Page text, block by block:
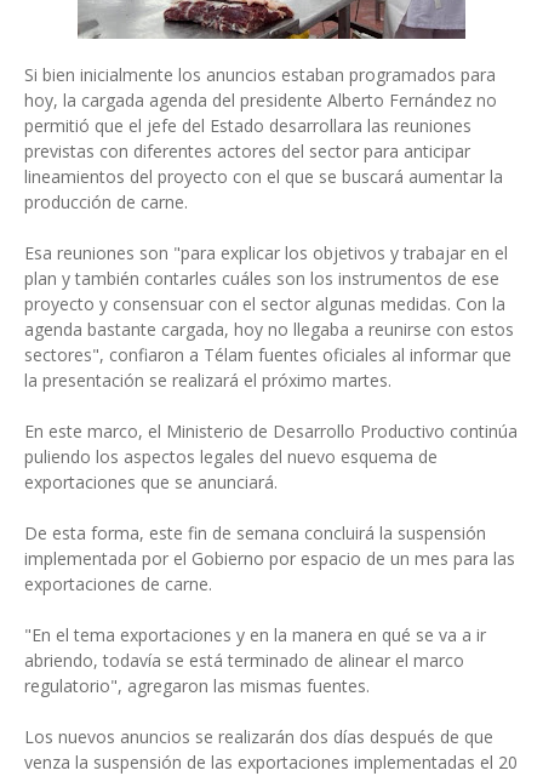
Si bien inicialmente los anuncios estaban programados para
hoy, la cargada agenda del presidente Alberto Fernández no
permitió que el jefe del Estado desarrollara las reuniones
previstas con diferentes actores del sector para anticipar
lineamientos del proyecto con el que se buscará aumentar la
producción de carne.
Esa reuniones son "para explicar los objetivos y trabajar en el
plan y también contarles cuáles son los instrumentos de ese
proyecto y consensuar con el sector algunas medidas. Con la
agenda bastante cargada, hoy no llegaba a reunirse con estos
sectores", confiaron a Télam fuentes oficiales al informar que
la presentación se realizará el próximo martes.
En este marco, el Ministerio de Desarrollo Productivo continúa
puliendo los aspectos legales del nuevo esquema de
exportaciones que se anunciará.
De esta forma, este fin de semana concluirá la suspensión
implementada por el Gobierno por espacio de un mes para las
exportaciones de carne.
"En el tema exportaciones y en la manera en qué se va a ir
abriendo, todavía se está terminado de alinear el marco
regulatorio", agregaron las mismas fuentes.
Los nuevos anuncios se realizarán dos días después de que
venza la suspensión de las exportaciones implementadas el 20